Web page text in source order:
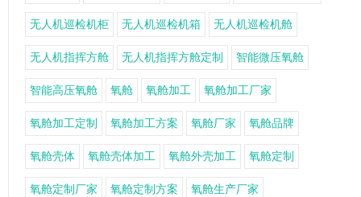
无人机巡检机柜 无人机巡检机箱 无人机巡检机舱
无人机指挥方舱 无人机指挥方舱定制 智能微压氧舱
智能高压氧舱 氧舱 氧舱加工 氧舱加工厂家
氧舱加工定制 氧舱加工方案 氧舱厂家 氧舱品牌
氧舱壳体 氧舱壳体加工 氧舱外壳加工 氧舱定制
氧舱定制厂家 氧舱定制方案 氧舱生产厂家